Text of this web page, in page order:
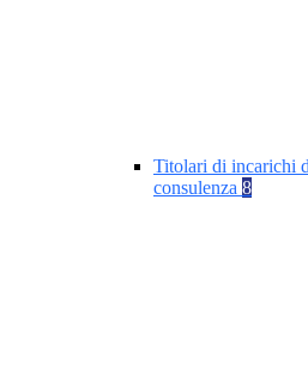
Titolari di incarichi
consulenza 8